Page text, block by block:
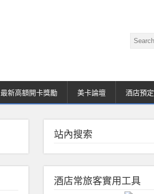
最新高額開卡獎勵 美卡論壇 酒店預定
站內搜索
酒店常旅客實用工具